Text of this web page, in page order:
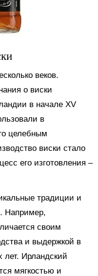
веков.
о виски
в начале XV
в
целебным
виски стало
его изготовления –
традиции и
Например,
своим
и выдержкой в
лет. Ирландский
мягкостью и